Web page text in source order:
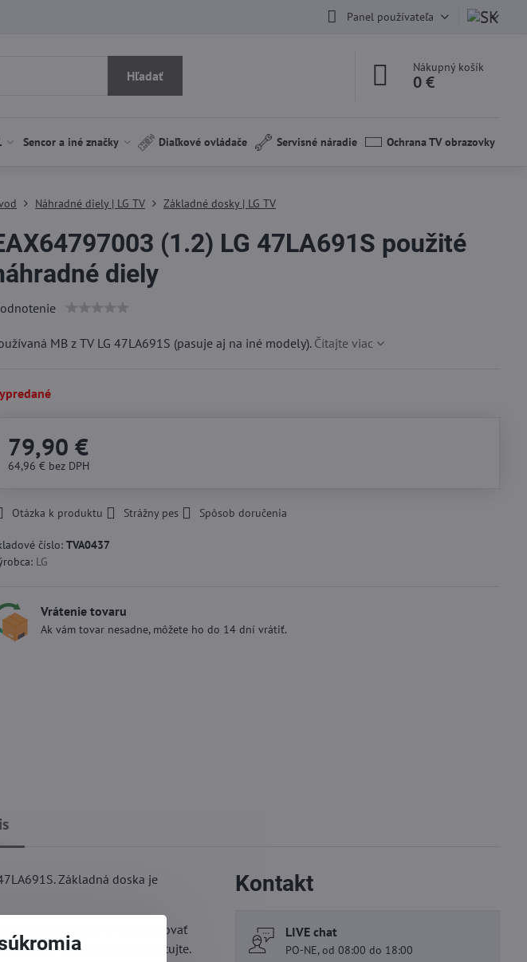
Panel používateľa
Hľadať
Nákupný košík
0 €
Sencor a iné značky Diaľkové ovládače Servisné náradie Ochrana TV obrazovky
Náhradné diely | LG TV Základné dosky | LG TV
(1.2) LG 47LA691S použité
diely
MB z TV LG 47LA691S (pasuje aj na iné modely). Čítajte viac
79,90 €
64,96 € bez DPH
Otázka k produktu Strážny pes Spôsob doručenia
číslo: TVA0437
LG
Vrátenie tovaru
Ak vám tovar nesadne, môžete ho do 14 dní vrátiť.
Základná doska je
poriadne skontrolovať
otázok nás, prosím, kontaktujte.
Kontakt
LIVE chat
PO-NE, od 08:00 do 18:00